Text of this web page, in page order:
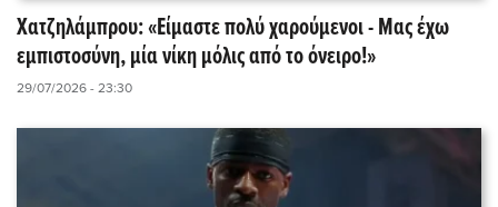
Χατζηλάμπρου: «Είμαστε πολύ χαρούμενοι - Μας έχω
εμπιστοσύνη, μία νίκη μόλις από το όνειρο!»
29/07/2026 - 23:30